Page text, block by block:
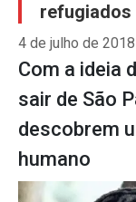
refugiados
4 de julho de 2018
Com a ideia
sair de São
descobrem
humano